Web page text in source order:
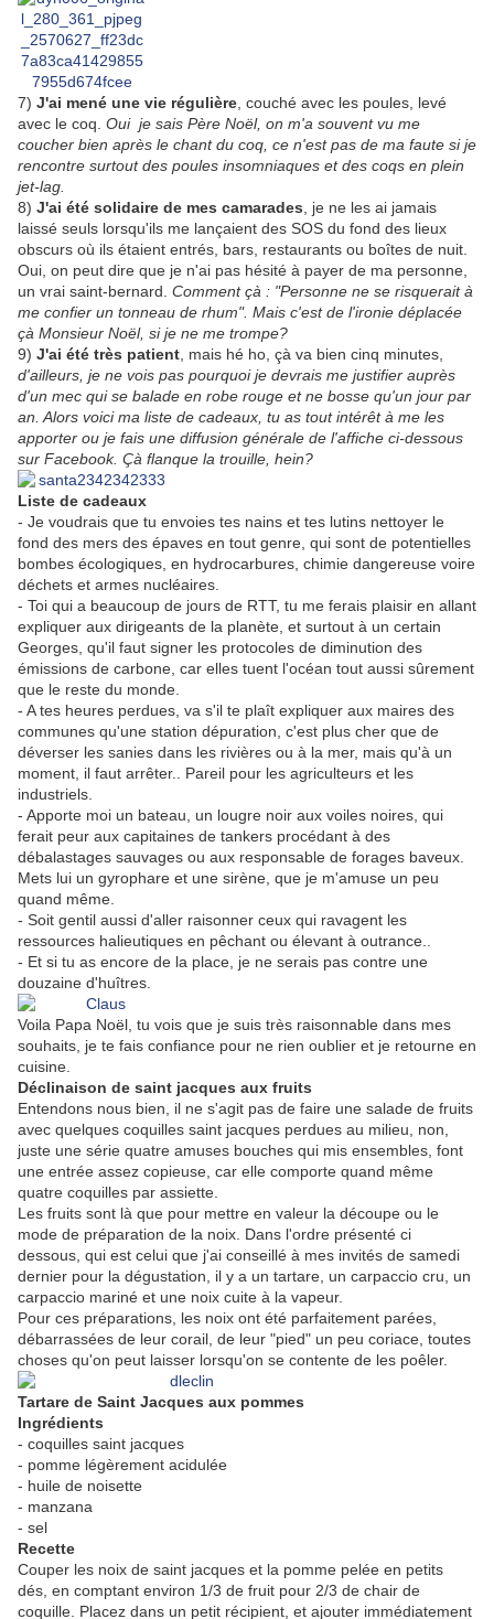
7) J'ai mené une vie régulière , couché avec les poules, levé
avec le coq. Oui je sais Père Noël, on m'a souvent vu me
coucher bien après le chant du coq, ce n'est pas de ma faute si je
rencontre surtout des poules insomniaques et des coqs en plein
jet-lag.
8) J'ai été solidaire de mes camarades , je ne les ai jamais
laissé seuls lorsqu'ils me lançaient des SOS du fond des lieux
obscurs où ils étaient entrés, bars, restaurants ou boîtes de nuit.
Oui, on peut dire que je n'ai pas hésité à payer de ma personne,
un vrai saint-bernard. Comment çà : "Personne ne se risquerait à
me confier un tonneau de rhum". Mais c'est de l'ironie déplacée
çà Monsieur Noël, si je ne me trompe?
9) J'ai été très patient , mais hé ho, çà va bien cinq minutes,
d'ailleurs, je ne vois pas pourquoi je devrais me justifier auprès
d'un mec qui se balade en robe rouge et ne bosse qu'un jour par
an. Alors voici ma liste de cadeaux, tu as tout intérêt à me les
apporter ou je fais une diffusion générale de l'affiche ci-dessous
sur Facebook. Çà flanque la trouille, hein?
Liste de cadeaux
- Je voudrais que tu envoies tes nains et tes lutins nettoyer le
fond des mers des épaves en tout genre, qui sont de potentielles
bombes écologiques, en hydrocarbures, chimie dangereuse voire
déchets et armes nucléaires.
- Toi qui a beaucoup de jours de RTT, tu me ferais plaisir en allant
expliquer aux dirigeants de la planète, et surtout à un certain
Georges, qu'il faut signer les protocoles de diminution des
émissions de carbone, car elles tuent l'océan tout aussi sûrement
que le reste du monde.
- A tes heures perdues, va s'il te plaît expliquer aux maires des
communes qu'une station dépuration, c'est plus cher que de
déverser les sanies dans les rivières ou à la mer, mais qu'à un
moment, il faut arrêter.. Pareil pour les agriculteurs et les
industriels.
- Apporte moi un bateau, un lougre noir aux voiles noires, qui
ferait peur aux capitaines de tankers procédant à des
débalastages sauvages ou aux responsable de forages baveux.
Mets lui un gyrophare et une sirène, que je m'amuse un peu
quand même.
- Soit gentil aussi d'aller raisonner ceux qui ravagent les
ressources halieutiques en pêchant ou élevant à outrance..
- Et si tu as encore de la place, je ne serais pas contre une
douzaine d'huîtres.
Voila Papa Noël, tu vois que je suis très raisonnable dans mes
souhaits, je te fais confiance pour ne rien oublier et je retourne en
cuisine.
Déclinaison de saint jacques aux fruits
Entendons nous bien, il ne s'agit pas de faire une salade de fruits
avec quelques coquilles saint jacques perdues au milieu, non,
juste une série quatre amuses bouches qui mis ensembles, font
une entrée assez copieuse, car elle comporte quand même
quatre coquilles par assiette.
Les fruits sont là que pour mettre en valeur la découpe ou le
mode de préparation de la noix. Dans l'ordre présenté ci
dessous, qui est celui que j'ai conseillé à mes invités de samedi
dernier pour la dégustation, il y a un tartare, un carpaccio cru, un
carpaccio mariné et une noix cuite à la vapeur.
Pour ces préparations, les noix ont été parfaitement parées,
débarrassées de leur corail, de leur "pied" un peu coriace, toutes
choses qu'on peut laisser lorsqu'on se contente de les poêler.
Tartare de Saint Jacques aux pommes
Ingrédients
- coquilles saint jacques
- pomme légèrement acidulée
- huile de noisette
- manzana
- sel
Recette
Couper les noix de saint jacques et la pomme pelée en petits
dés, en comptant environ 1/3 de fruit pour 2/3 de chair de
coquille. Placez dans un petit récipient, et ajouter immédiatement